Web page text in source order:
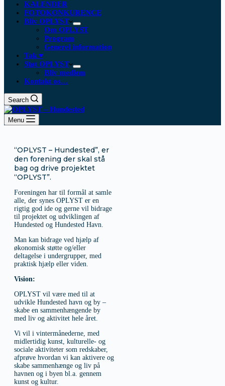
KALENDER
FOTOKONKURENCE
Bliv OPLYST
Om OPLYST
Program
Generel information
Tak ♥
Støt OPLYST
Bliv medlem
Kontakt os…
Search
Menu
“OPLYST – Hundested”, er
den forening der skal stå
bag og drive projektet
“OPLYST”.
Foreningen har til formål at samle
alle, der synes OPLYST er en
rigtig god ide og gerne vil bidrage
til projektet og udviklingen af
Hundested og Hundested Havn.
Man kan bidrage ved hjælp af
økonomisk støtte og/eller
deltagelse i undergrupper, med
praktisk hjælp eller viden.
Vision:
OPLYST vil være med til at
udvikle Hundested havn og by –
skabe en sammenhængende by
med liv og aktivitet hele året.
Vi vil i vintermånederne, med
midlertidig kunst, kulturelle- og
sociale aktiviteter som redskaber,
afprøve hvordan vi kan aktivere og
skabe sammenhænge og liv på
havnen og i byen bl.a. gennem
kunst og kultur.